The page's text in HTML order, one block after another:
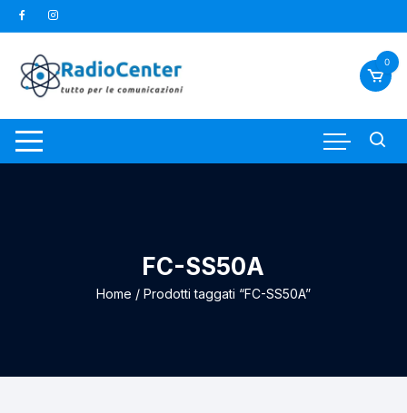
al
contenuto
0
FC-SS50A
Home / Prodotti taggati “FC-SS50A”